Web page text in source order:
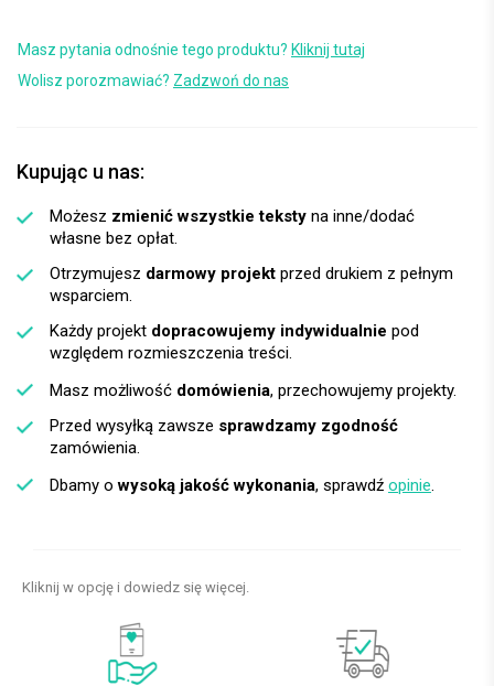
Masz pytania odnośnie tego produktu? Kliknij tutaj
Wolisz porozmawiać? Zadzwoń do nas
Kupując u nas:
Możesz zmienić wszystkie teksty na inne/dodać
własne bez opłat.
Otrzymujesz darmowy projekt przed drukiem z pełnym
wsparciem.
Każdy projekt dopracowujemy indywidualnie pod
względem rozmieszczenia treści.
Masz możliwość domówienia, przechowujemy projekty.
Przed wysyłką zawsze sprawdzamy zgodność
zamówienia.
Dbamy owysoką jakość wykonania, sprawdź opinie.
Kliknij w opcję i dowiedz się więcej.